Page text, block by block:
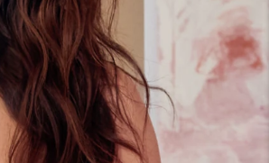
Meus endereços
As minhas subscrições